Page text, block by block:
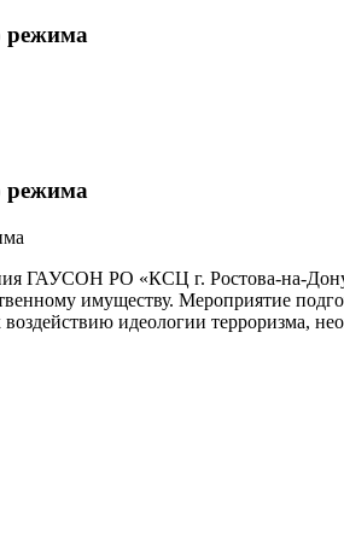
режима
режима
ГАУСОН РО «КСЦ г. Ростова-на-
имуществу. Мероприятие
идеологии терроризма,